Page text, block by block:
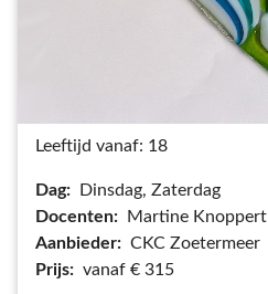
Leeftijd vanaf: 18
Dag: Dinsdag, Zaterdag
Docenten: Martine Knoppert
Aanbieder: CKC Zoetermeer
Prijs: vanaf € 315